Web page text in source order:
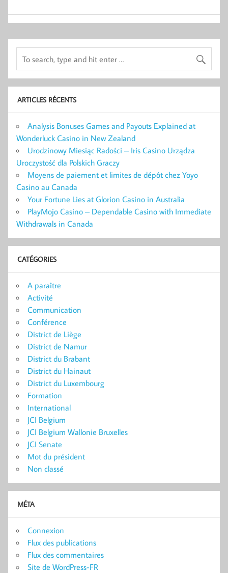
ARTICLES RÉCENTS
Analysis Bonuses Games and Payouts Explained at
Wonderluck Casino in New Zealand
Urodzinowy Miesiąc Radości – Iris Casino Urządza
Uroczystość dla Polskich Graczy
Moyens de paiement et limites de dépôt chez Yoyo
Casino au Canada
Your Fortune Lies at Glorion Casino in Australia
PlayMojo Casino – Dependable Casino with Immediate
Withdrawals in Canada
CATÉGORIES
A paraître
Activité
Communication
Conférence
District de Liège
District de Namur
District du Brabant
District du Hainaut
District du Luxembourg
Formation
International
JCI Belgium
JCI Belgium Wallonie Bruxelles
JCI Senate
Mot du président
Non classé
MÉTA
Connexion
Flux des publications
Flux des commentaires
Site de WordPress-FR